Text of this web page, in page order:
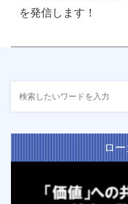
を発信します！
ロ